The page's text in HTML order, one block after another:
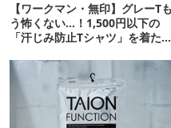
【ワークマン・無印】グレーTも
う怖くない…！1,500円以下の
「汗じみ防止Tシャツ」を着たら